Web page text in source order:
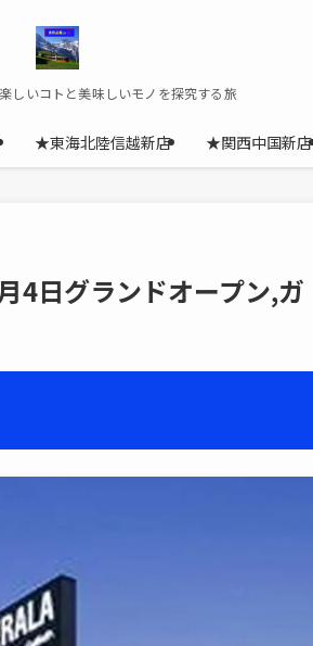
いコトと美味しいモノを探究する旅
★東海北陸信越新店 ★関西中国新店
4日グランドオープン,ガ